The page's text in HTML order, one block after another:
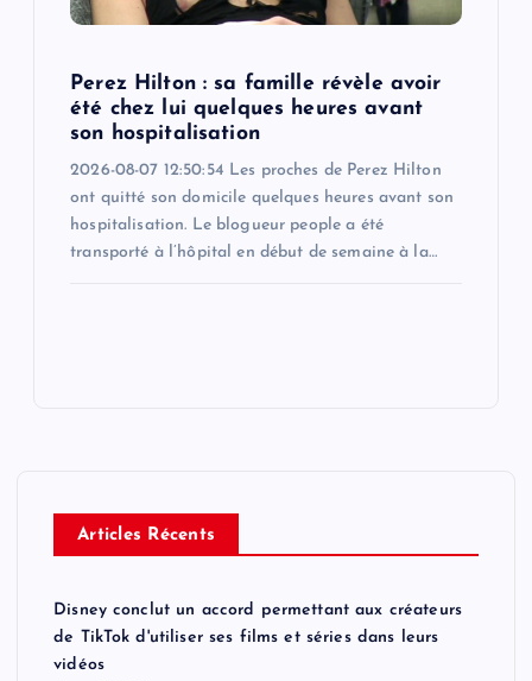
Perez Hilton : sa famille révèle avoir
été chez lui quelques heures avant
son hospitalisation
2026-08-07 12:50:54 Les proches de Perez Hilton
ont quitté son domicile quelques heures avant son
hospitalisation. Le blogueur people a été
transporté à l’hôpital en début de semaine à la…
Articles Récents
Disney conclut un accord permettant aux créateurs
de TikTok d'utiliser ses films et séries dans leurs
vidéos